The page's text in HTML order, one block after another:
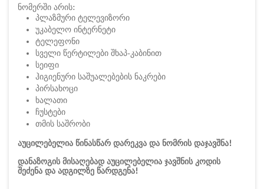
ნომერში არის:
პლაზმური ტელევიზორი
უკაბელო ინტერნეტი
ტელეფონი
სველი წერტილები შხაპ-კაბინით
სეიფი
ჰიგიენური საშუალებების ნაკრები
პირსახოცი
ხალათი
ჩუსტები
თმის საშრობი
აუცილებელია წინასწარ დარეკვა და ნომრის დაჯავშნა!
დანაზოგის მისაღებად აუცილებელია ჯავშნის კოდის
შეძენა და ადგილზე წარდგენა!